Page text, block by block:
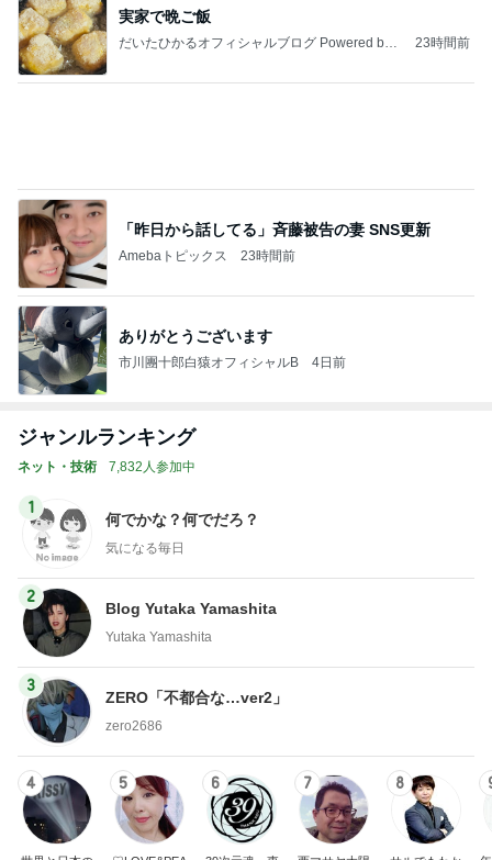
実家で晩ご飯
だいたひかるオフィシャルブログ Powered by
23時間前
ありがとうございます
市川團十郎白猿オフィシャルB
ジャンルランキング
ネット・技術 7,832人参加中
1
気になる毎日
Yutaka Yamashita
3
zero2686
4
世界と日本の
♡LOVE&PEA
CE♡^ - ^♡の
ブログ
39次元魂 東
西マサヤ太陽
光フレアCME
波動地震予知
研究者。東南
海地震と南海
トラフ地震は2
031年前後ま
サルでもわか
るLINE@カフ
ェ～LINE自動
化システム開
発者のつぶや
き～
もっと見る